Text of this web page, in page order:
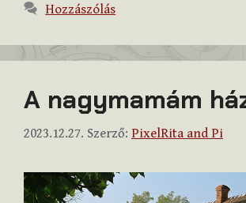
Hozzászólás
A nagymamám
2023.12.27. Szerző: PixelRita and Pi